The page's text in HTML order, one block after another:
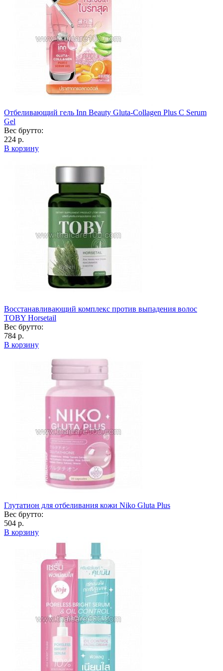
Отбеливающий гель Inn Beauty Gluta-Collagen Plus C Serum
Gel
Вес брутто:
224 р.
В корзину
Восстанавливающий комплекс против выпадения волос
TOBY Horsetail
Вес брутто:
784 р.
В корзину
Глутатион для отбеливания кожи Niko Gluta Plus
Вес брутто:
504 р.
В корзину